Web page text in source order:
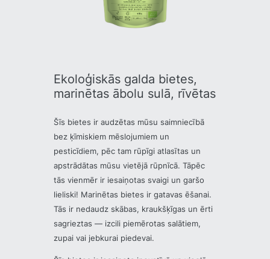
Ekoloģiskās galda bietes,
marinētas ābolu sulā, rīvētas
Šīs bietes ir audzētas mūsu saimniecībā
bez ķīmiskiem mēslojumiem un
pesticīdiem, pēc tam rūpīgi atlasītas un
apstrādātas mūsu vietējā rūpnīcā. Tāpēc
tās vienmēr ir iesaiņotas svaigi un garšo
lieliski! Marinētas bietes ir gatavas ēšanai.
Tās ir nedaudz skābas, kraukšķīgas un ērti
sagrieztas — izcili piemērotas salātiem,
zupai vai jebkurai piedevai.